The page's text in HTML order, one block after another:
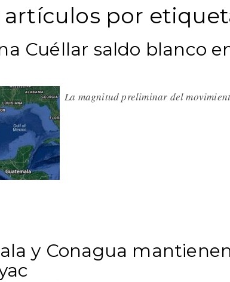
por
Cuéllar saldo blanco
La magnitud preliminar del
y Conagua